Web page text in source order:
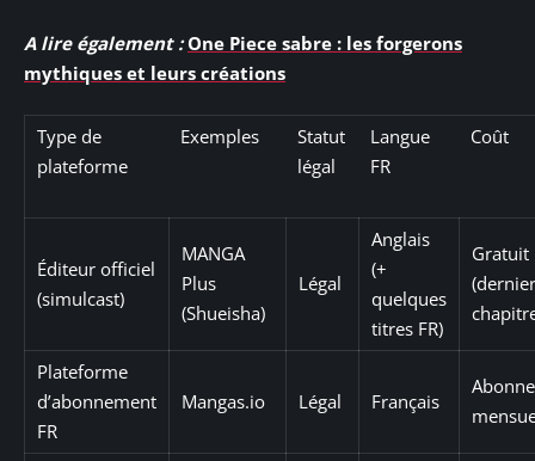
A lire également : One Piece sabre : les forgerons
mythiques et leurs créations
Type de
plateforme
Exemples
Statut
légal
Langue
FR
Coût
Éditeur officiel
(simulcast)
MANGA
Plus
(Shueisha)
Légal
Anglais
(+
quelques
titres FR)
Gratuit
Plateforme
d’abonnement
FR
Mangas.io Légal Français